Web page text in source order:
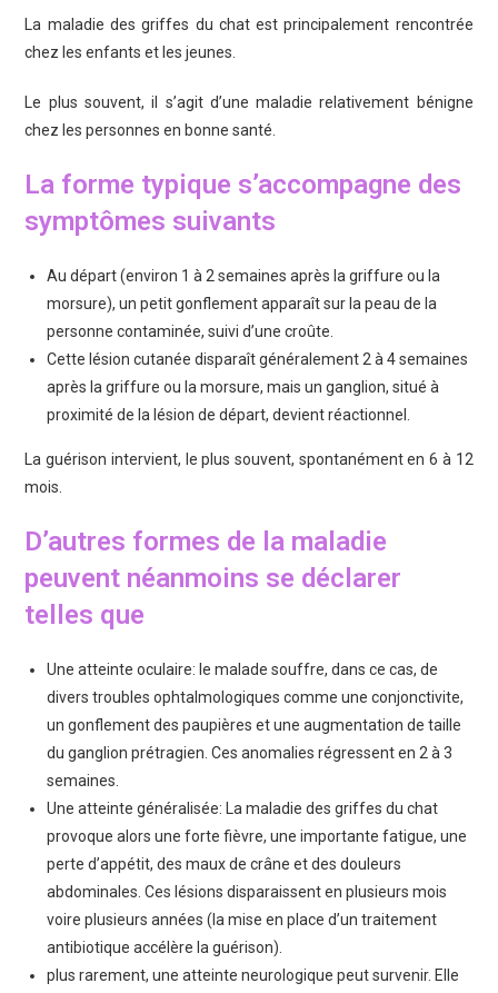
La maladie des griffes du chat est principalement rencontrée
chez les enfants et les jeunes.
Le plus souvent, il s’agit d’une maladie relativement bénigne
chez les personnes en bonne santé.
La forme typique s’accompagne des
symptômes suivants
Au départ (environ 1 à 2 semaines après la griffure ou la
morsure), un petit gonflement apparaît sur la peau de la
personne contaminée, suivi d’une croûte.
Cette lésion cutanée disparaît généralement 2 à 4 semaines
après la griffure ou la morsure, mais un ganglion, situé à
proximité de la lésion de départ, devient réactionnel.
La guérison intervient, le plus souvent, spontanément en 6 à 12
mois.
D’autres formes de la maladie
peuvent néanmoins se déclarer
telles que
Une atteinte oculaire: le malade souffre, dans ce cas, de
divers troubles ophtalmologiques comme une conjonctivite,
un gonflement des paupières et une augmentation de taille
du ganglion prétragien. Ces anomalies régressent en 2 à 3
semaines.
Une atteinte généralisée: La maladie des griffes du chat
provoque alors une forte fièvre, une importante fatigue, une
perte d’appétit, des maux de crâne et des douleurs
abdominales. Ces lésions disparaissent en plusieurs mois
voire plusieurs années (la mise en place d’un traitement
antibiotique accélère la guérison).
plus rarement, une atteinte neurologique peut survenir. Elle